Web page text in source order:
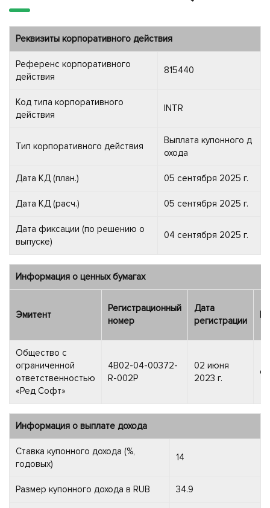
Реквизиты корпоративного действия
Референс корпоративного
действия
815440
Код типа корпоративного
действия
INTR
Тип корпоративного действия
Выплата купонного д
охода
Дата КД (план.) 05 сентября 2025 г.
Дата КД (расч.) 05 сентября 2025 г.
Дата фиксации (по решению о
выпуске)
04 сентября 2025 г.
Информация о ценных бумагах
Эмитент
Регистрационный
номер
Дата
регистрации
Общество с
ограниченной
ответственностью
«Ред Софт»
4B02-04-00372-
R-002P
02 июня
2023 г.
Информация о выплате дохода
Ставка купонного дохода (%,
годовых)
14
Размер купонного дохода в RUB 34.9